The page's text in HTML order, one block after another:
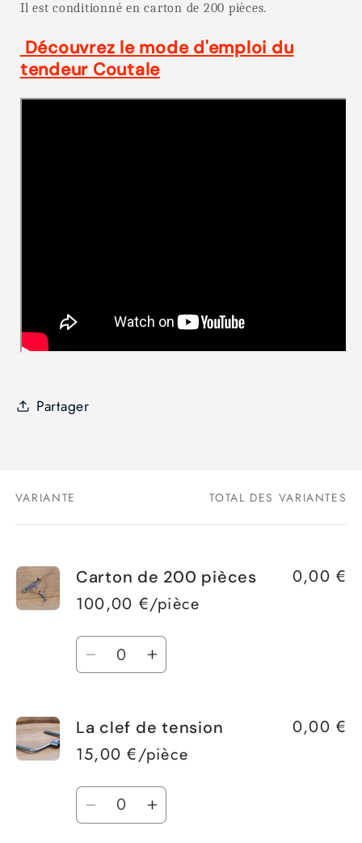
Il est conditionné en carton de 200 pièces.
Découvrez le mode d'emploi du
tendeur Coutale
Partager
Votre
VARIANTE TOTAL DES VARIANTES
Carton de 200 pièces
100,00 €/pièce
0,00 €
Quantité
Réduire
de
Carton
de
200
pièces
Augmenter
de
Carton
200
pièces
La clef de tension
15,00 €/pièce
0,00 €
Quantité
RéduireAugmenter